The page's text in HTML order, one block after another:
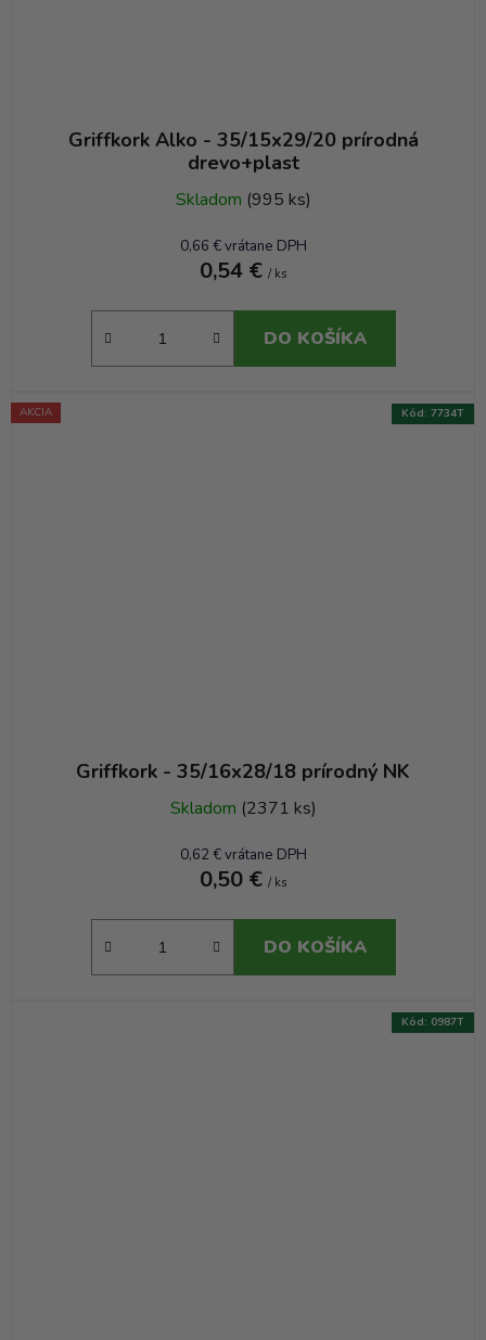
Griffkork Alko - 35/15x29/20 prírodná
drevo+plast
Skladom (995 ks)
0,66 € vrátane DPH
0,54 € / ks
DO KOŠÍKA
AKCIA
Griffkork - 35/16x28/18 prírodný NK
Skladom (2371 ks)
0,62 € vrátane DPH
0,50 € / ks
DO KOŠÍKA
Kód: 7734T
Kód: 0987T